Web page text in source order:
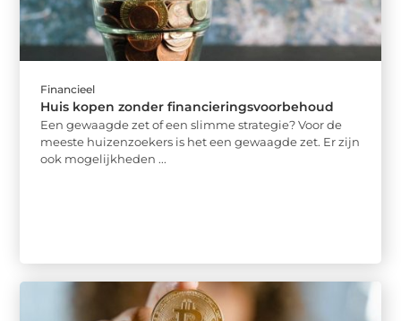
Financieel
Huis kopen zonder financieringsvoorbehoud
Een gewaagde zet of een slimme strategie? Voor de
meeste huizenzoekers is het een gewaagde zet. Er zijn
ook mogelijkheden ...